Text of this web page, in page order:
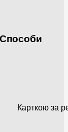
Способи
Карткою за